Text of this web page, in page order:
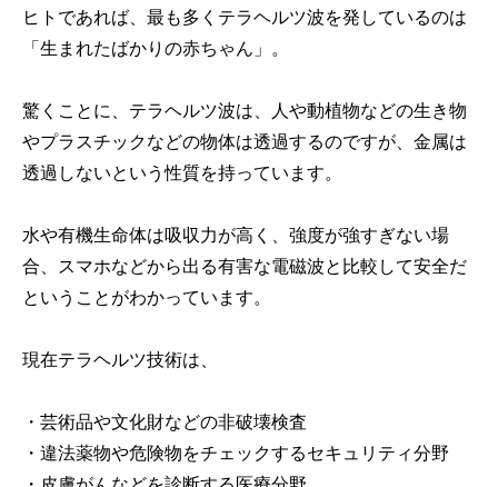
ヒトであれば、最も多くテラヘルツ波を発しているのは
「生まれたばかりの赤ちゃん」。
驚くことに、テラヘルツ波は、人や動植物などの生き物
やプラスチックなどの物体は透過するのですが、金属は
透過しないという性質を持っています。
水や有機生命体は吸収力が高く、強度が強すぎない場
合、スマホなどから出る有害な電磁波と比較して安全だ
ということがわかっています。
現在テラヘルツ技術は、
・芸術品や文化財などの非破壊検査
・違法薬物や危険物をチェックするセキュリティ分野